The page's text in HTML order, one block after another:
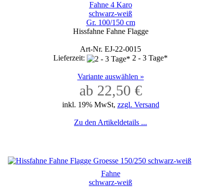
Fahne 4 Karo
schwarz-weiß
Gr. 100/150 cm
Hissfahne Fahne Flagge
Art-Nr. EJ-22-0015
Lieferzeit:
2 - 3 Tage*
Variante auswählen »
ab 22,50 €
inkl. 19% MwSt, zzgl. Versand
Zu den Artikeldetails ...
Fahne
schwarz-weiß